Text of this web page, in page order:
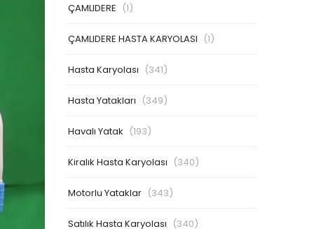
ÇAMLIDERE (1)
ÇAMLIDERE HASTA KARYOLASI (1)
Hasta Karyolası (341)
Hasta Yatakları (349)
Havalı Yatak (193)
Kiralık Hasta Karyolası (340)
Motorlu Yataklar (343)
Satılık Hasta Karyolası (340)